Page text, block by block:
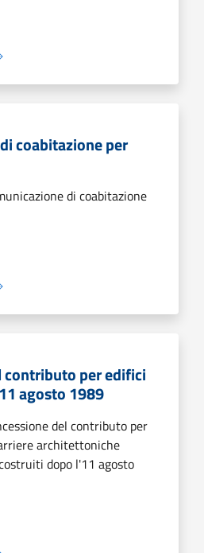
coabitazione per
di coabitazione
contributo per edifici
agosto 1989
del contributo per
architettoniche
dopo l'11 agosto